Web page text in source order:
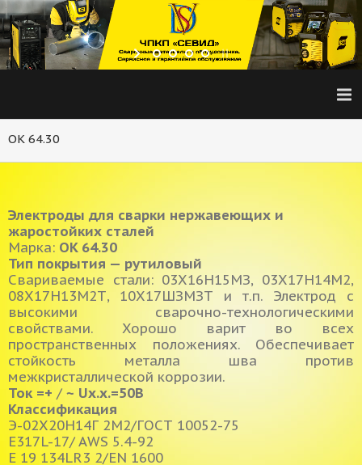
OK 64.30
Электроды для сварки нержавеющих и
жаростойких сталей
Марка: OK 64.30
Тип покрытия — рутиловый
Свариваемые стали: 03Х16Н15МЗ, 03Х17Н14М2,
08Х17Н13М2Т, 10Х17ШЗМЗТ и т.п. Электрод с
высокими сварочно-технологическими
свойствами. Хорошо варит во всех
пространственных положениях. Обеспечивает
стойкость металла шва против
межкристаллической коррозии.
Ток =+ / ~ Ux.x.=50B
Классификация
Э-02Х20Н14Г 2М2/ГОСТ 10052-75
E317L-17/ AWS 5.4-92
Е 19 134LR3 2/EN 1600